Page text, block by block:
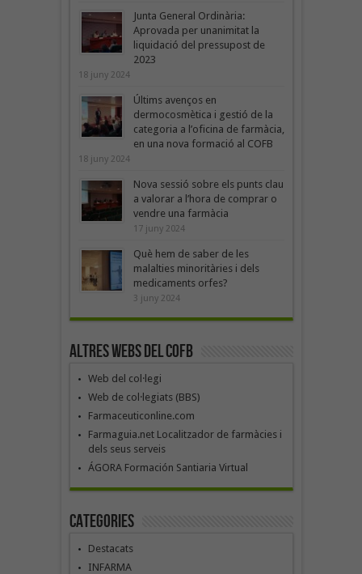
Junta General Ordinària:
Aprovada per unanimitat la
liquidació del pressupost de
2023
18 juny 2024
Últims avenços en
dermocosmètica i gestió de la
categoria a l’oficina de farmàcia,
en una nova formació al COFB
18 juny 2024
Nova sessió sobre els punts clau
a valorar a l’hora de comprar o
vendre una farmàcia
17 juny 2024
Què hem de saber de les
malalties minoritàries i dels
medicaments orfes?
3 juny 2024
Altres webs del COFB
Web del col·legi
Web de col·legiats (BBS)
Farmaceuticonline.com
Farmaguia.net Localitzador de farmàcies i
dels seus serveis
ÁGORA Formación Santiaria Virtual
Categories
Destacats
INFARMA